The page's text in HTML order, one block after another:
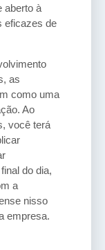
aberto à
eficazes de
as
como uma
Ao
você terá
do dia,
a
nisso
empresa.